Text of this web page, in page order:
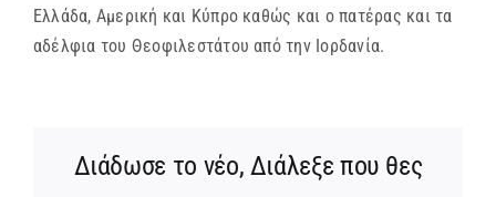
Ελλάδα, Αμερική και Κύπρο καθώς και ο πατέρας και τα
αδέλφια του Θεοφιλεστάτου από την Ιορδανία.
Διάδωσε το νέο, Διάλεξε που θες